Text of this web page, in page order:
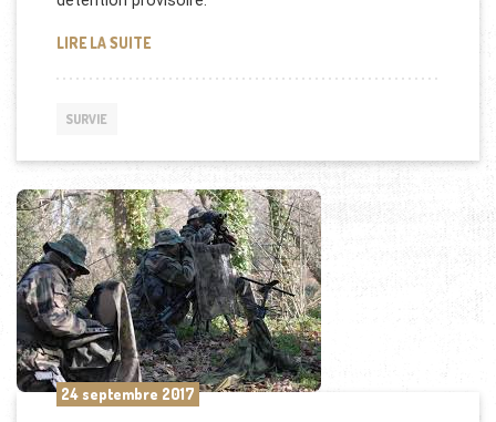
LIRE LA SUITEINTOXICATION À LA CIGUË LORS D’UN STAGE DE
SURVIE
24 septembre 2017